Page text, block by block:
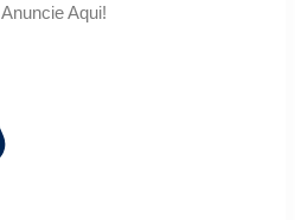
Anuncie Aqui!